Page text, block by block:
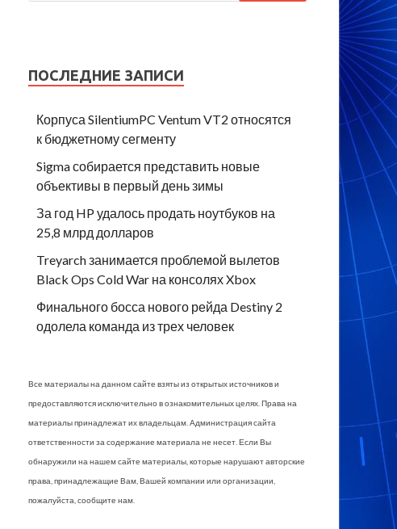
ПОСЛЕДНИЕ ЗАПИСИ
Корпуса SilentiumPC Ventum VT2 относятся
к бюджетному сегменту
Sigma собирается представить новые
объективы в первый день зимы
За год HP удалось продать ноутбуков на
25,8 млрд долларов
Treyarch занимается проблемой вылетов
Black Ops Cold War на консолях Xbox
Финального босса нового рейда Destiny 2
одолела команда из трех человек
Все материалы на данном сайте взяты из открытых источников и
предоставляются исключительно в ознакомительных целях. Права на
материалы принадлежат их владельцам. Администрация сайта
ответственности за содержание материала не несет. Если Вы
обнаружили на нашем сайте материалы, которые нарушают авторские
права, принадлежащие Вам, Вашей компании или организации,
пожалуйста, сообщите нам.